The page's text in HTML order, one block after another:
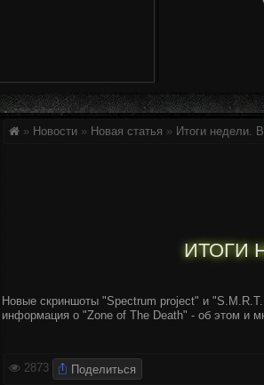
» Новости » Новая статья » Итоги недели.
ИТОГИ
Новые скриншоты "Spectrum project" и
информация о "Zone of The Death" - об этом и
2873
Поделиться